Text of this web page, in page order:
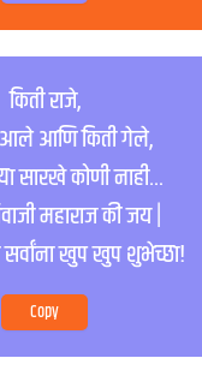
किती राजे,
आले आणि किती गेले,
सारखे कोणी नाही…
महाराज की जय |
सर्वांना खुप खुप शुभेच्छा!
Copy